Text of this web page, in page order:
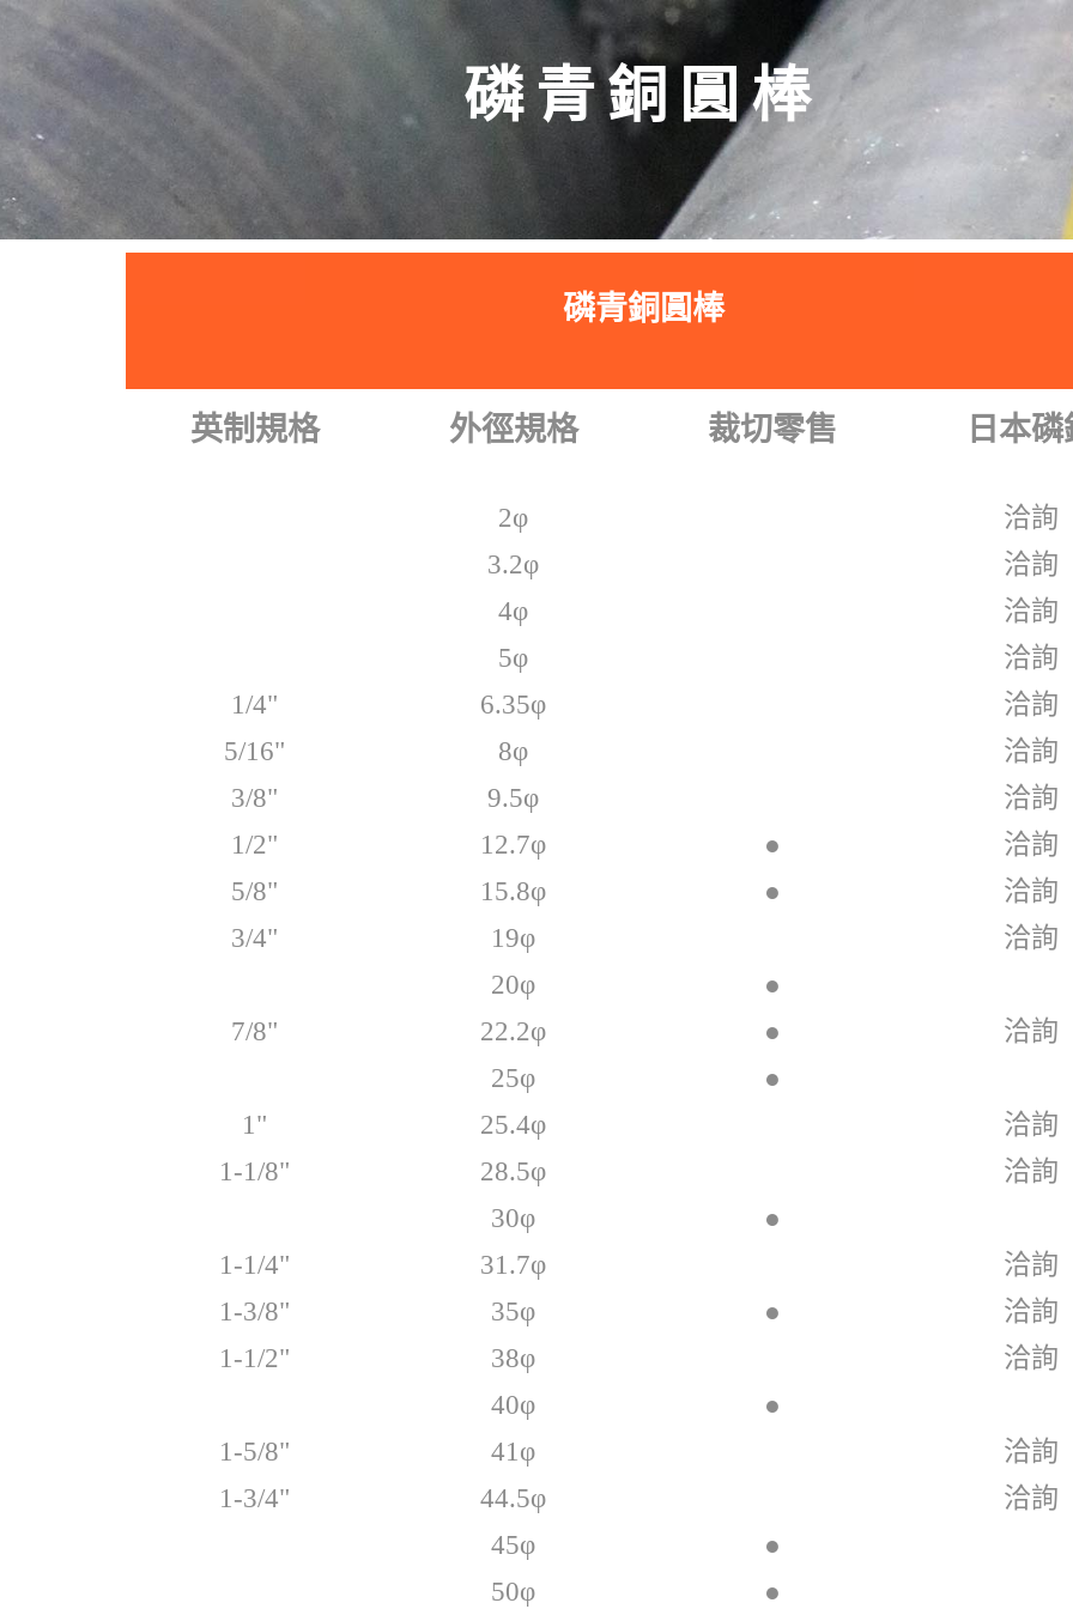
磷青銅圓棒
磷青銅圓棒
英制規格 外徑規格 裁切零售 日本磷
2φ
洽詢
3.2φ
洽詢
4φ
洽詢
5φ
洽詢
1/4"
6.35φ
洽詢
5/16"
8φ
洽詢
3/8"
9.5φ
洽詢
1/2"
12.7φ ●
洽詢
5/8"
15.8φ ●
洽詢
3/4"
19φ
洽詢
20φ
●
7/8"
22.2φ ●
洽詢
25φ
●
1"
25.4φ
洽詢
1-1/8"
28.5φ
洽詢
30φ
●
1-1/4"
31.7φ
洽詢
1-3/8"
35φ ●
洽詢
1-1/2"
38φ
洽詢
40φ
●
1-5/8"
41φ
洽詢
1-3/4"
44.5φ
洽詢
45φ
●
50φ
●